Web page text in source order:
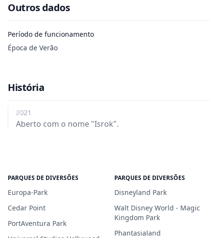
Outros dados
Período de funcionamento
Época de Verão
História
2021
Aberto com o nome "Isrok".
PARQUES DE DIVERSÕES
Europa-Park
Cedar Point
PortAventura Park
PARQUES DE DIVERSÕES
Disneyland Park
Walt Disney World - Magic
Kingdom Park
Phantasialand